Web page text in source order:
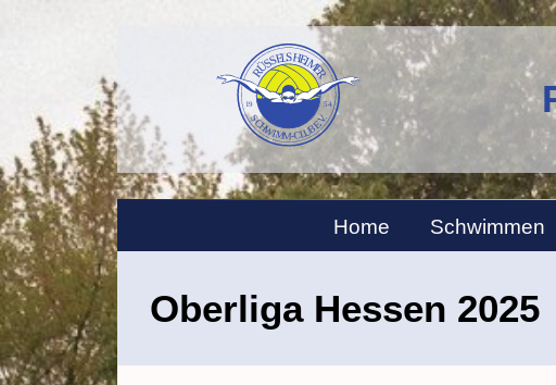
Home Schwimmen
Oberliga Hessen 2025